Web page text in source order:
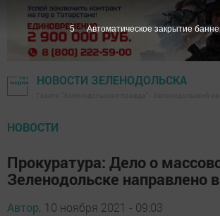
НОВОСТИ ЗЕЛЕНОДОЛЬСКА
НОВОСТИ
Прокуратура: Дело о
Зеленодольске направлено
Автор, 10 ноября 2021 - 09:03
4 Автоматическое закрытие